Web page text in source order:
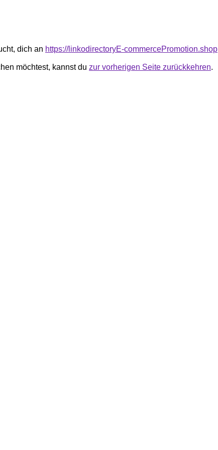
dich an https://linkodirectoryE-commercePromotion.shop
möchtest, kannst du zur vorherigen Seite zurückkehren.